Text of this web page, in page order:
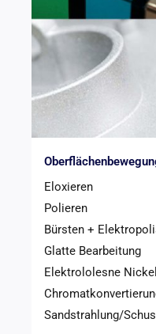
Eloxieren
Polieren
Bürsten +
Glatte Bearbeitung
Elektrololesne
Sandstrahlung/